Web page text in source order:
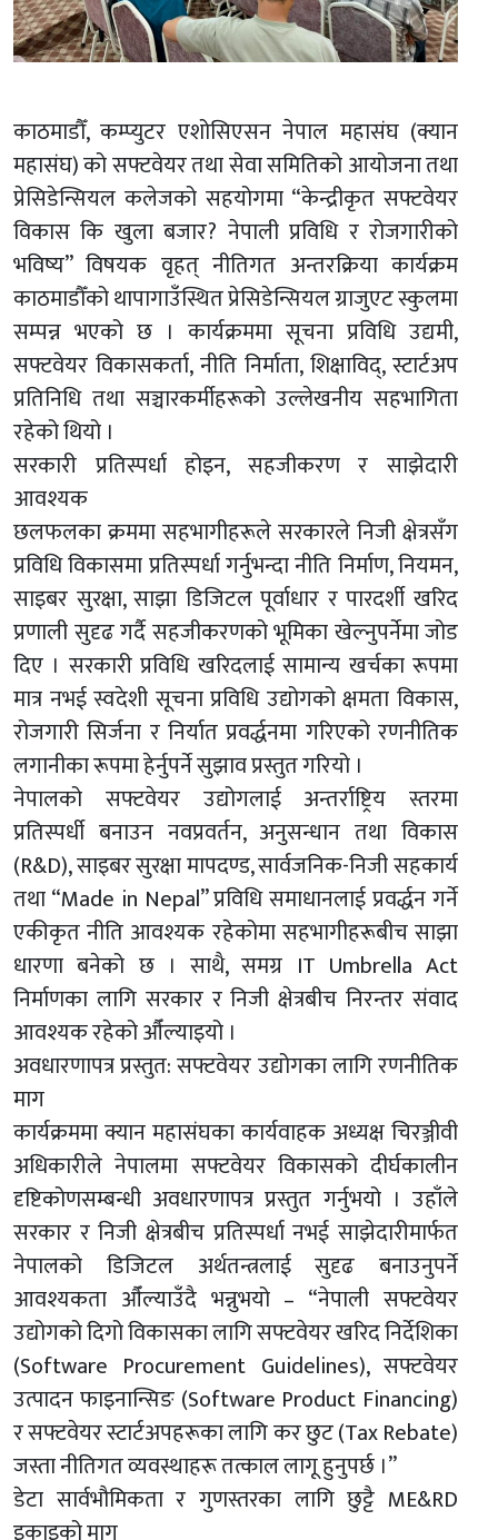
काठमाडौँ, कम्प्युटर एशोसिएसन नेपाल महासंघ (क्यान
महासंघ) को सफ्टवेयर तथा सेवा समितिको आयोजना तथा
प्रेसिडेन्सियल कलेजको सहयोगमा “केन्द्रीकृत सफ्टवेयर
विकास कि खुला बजार? नेपाली प्रविधि र रोजगारीको
भविष्य” विषयक वृहत् नीतिगत अन्तरक्रिया कार्यक्रम
काठमाडौँको थापागाउँस्थित प्रेसिडेन्सियल ग्राजुएट स्कुलमा
सम्पन्न भएको छ । कार्यक्रममा सूचना प्रविधि उद्यमी,
सफ्टवेयर विकासकर्ता, नीति निर्माता, शिक्षाविद्, स्टार्टअप
प्रतिनिधि तथा सञ्चारकर्मीहरूको उल्लेखनीय सहभागिता
रहेको थियो ।
सरकारी प्रतिस्पर्धा होइन, सहजीकरण र साझेदारी
आवश्यक
छलफलका क्रममा सहभागीहरूले सरकारले निजी क्षेत्रसँग
प्रविधि विकासमा प्रतिस्पर्धा गर्नुभन्दा नीति निर्माण, नियमन,
साइबर सुरक्षा, साझा डिजिटल पूर्वाधार र पारदर्शी खरिद
प्रणाली सुदृढ गर्दै सहजीकरणको भूमिका खेल्नुपर्नेमा जोड
दिए । सरकारी प्रविधि खरिदलाई सामान्य खर्चका रूपमा
मात्र नभई स्वदेशी सूचना प्रविधि उद्योगको क्षमता विकास,
रोजगारी सिर्जना र निर्यात प्रवर्द्धनमा गरिएको रणनीतिक
लगानीका रूपमा हेर्नुपर्ने सुझाव प्रस्तुत गरियो ।
नेपालको सफ्टवेयर उद्योगलाई अन्तर्राष्ट्रिय स्तरमा
प्रतिस्पर्धी बनाउन नवप्रवर्तन, अनुसन्धान तथा विकास
(R&D), साइबर सुरक्षा मापदण्ड, सार्वजनिक-निजी सहकार्य
तथा “Made in Nepal” प्रविधि समाधानलाई प्रवर्द्धन गर्ने
एकीकृत नीति आवश्यक रहेकोमा सहभागीहरूबीच साझा
धारणा बनेको छ । साथै, समग्र IT Umbrella Act
निर्माणका लागि सरकार र निजी क्षेत्रबीच निरन्तर संवाद
आवश्यक रहेको औँल्याइयो ।
अवधारणापत्र प्रस्तुत: सफ्टवेयर उद्योगका लागि रणनीतिक
माग
कार्यक्रममा क्यान महासंघका कार्यवाहक अध्यक्ष चिरञ्जीवी
अधिकारीले नेपालमा सफ्टवेयर विकासको दीर्घकालीन
दृष्टिकोणसम्बन्धी अवधारणापत्र प्रस्तुत गर्नुभयो । उहाँले
सरकार र निजी क्षेत्रबीच प्रतिस्पर्धा नभई साझेदारीमार्फत
नेपालको डिजिटल अर्थतन्त्रलाई सुदृढ बनाउनुपर्ने
आवश्यकता औँल्याउँदै भन्नुभयो – “नेपाली सफ्टवेयर
उद्योगको दिगो विकासका लागि सफ्टवेयर खरिद निर्देशिका
(Software Procurement Guidelines), सफ्टवेयर
उत्पादन फाइनान्सिङ (Software Product Financing)
र सफ्टवेयर स्टार्टअपहरूका लागि कर छुट (Tax Rebate)
जस्ता नीतिगत व्यवस्थाहरू तत्काल लागू हुनुपर्छ ।”
डेटा सार्वभौमिकता र गुणस्तरका लागि छुट्टै ME&RD